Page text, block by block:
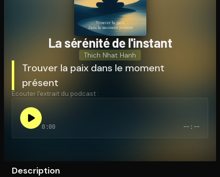
Ouvre l'app Appareil photo, pointe sur le code. C'est gratuit à
La sérénité de l'instant
Thich Nhat Hanh
Trouver la paix dans le moment
présent
Écouter l'extrait du podcast :
0:00 --:--
Description